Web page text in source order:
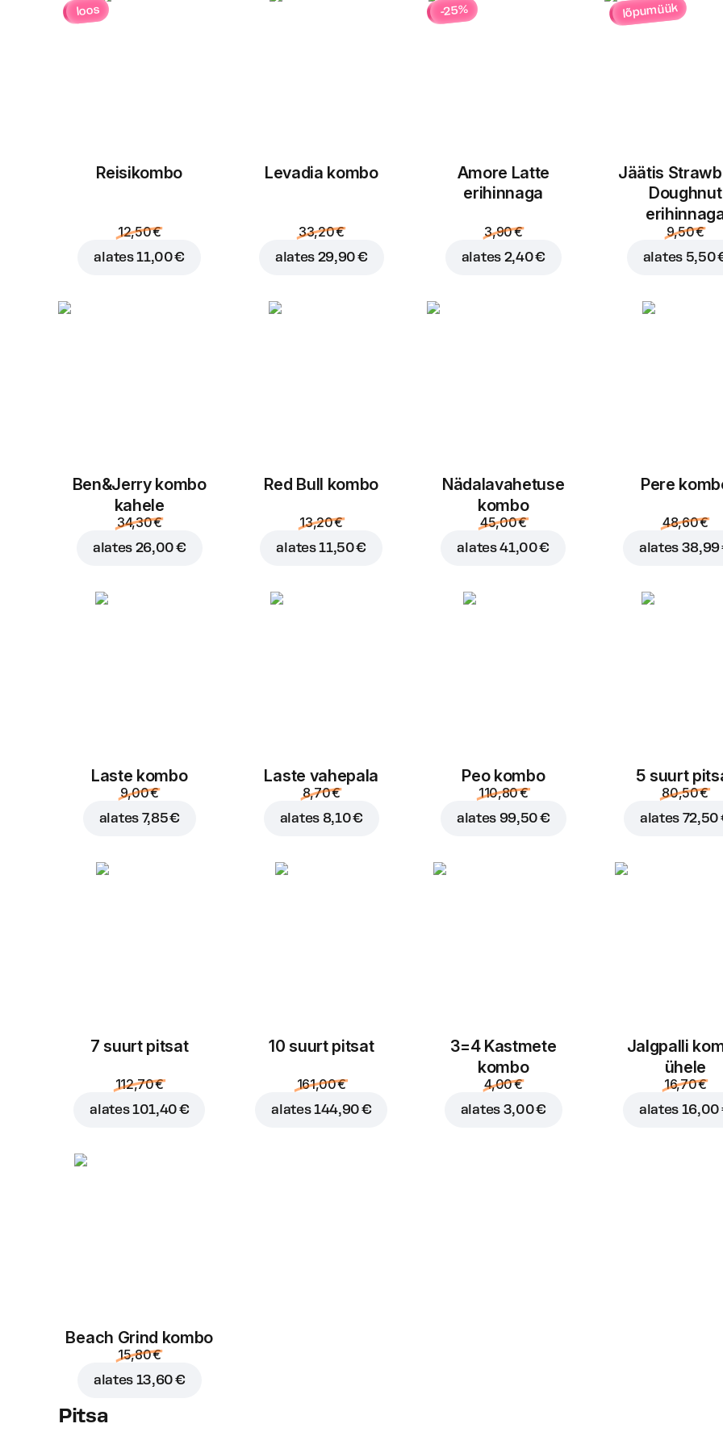
Kaerapiim
Lisa ostukorvi hinnaga
loos
Reisikombo
12,50 €
alates 11,00 €
Levadia kombo
33,20 €
alates 29,90 €
-25%
Amore Latte
erihinnaga
3,90 €
alates 2,40 €
lõpumüük
Jäätis
Doughnut
9,50 €
alates 5,50
Ben&Jerry kombo
kahele
34,30 €
alates 26,00 €
Red Bull kombo
13,20 €
alates11,50 €
Nädalavahetuse
kombo
45,00 €
alates41,00 €
Pere
48,60 €
alates 38,99
Laste kombo
9,00 €
alates 7,85 €
Laste vahepala
8,70 €
alates 8,10 €
Peo kombo
110,80 €
alates 99,50 €
5 suurt
80,50 €
alates 72,50
7 suurt pitsat
112,70 €
alates101,40 €
10 suurt pitsat
161,00 €
alates144,90 €
3=4 Kastmete
kombo
4,00 €
alates 3,00 €
Jalgpalli
ühele
16,70 €
alates 16,00
Beach Grind kombo
15,80 €
alates 13,60 €
Pitsa